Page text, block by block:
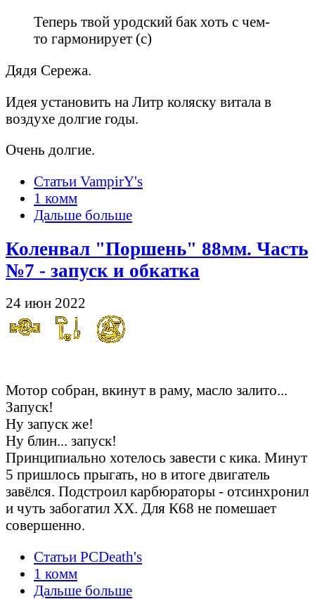
Теперь твой уродский бак хоть с чем-
то гармонирует (c)
Дядя Сережа.
Идея установить на Литр коляску витала в
воздухе долгие годы.
Очень долгие.
Статьи VampirY's
1 комм
Дальше больше
Коленвал "Поршень" 88мм. Часть
№7 - запуск и обкатка
24 июн 2022
Мотор собран, вкинут в раму, масло залито...
Запуск!
Ну запуск же!
Ну блин... запуск!
Принципиально хотелось завести с кика. Минут
5 пришлось прыгать, но в итоге двигатель
завёлся. Подстроил карбюраторы - отсинхронил
и чуть забогатил ХХ. Для К68 не помешает
совершенно.
Статьи PCDeath's
1 комм
Дальше больше